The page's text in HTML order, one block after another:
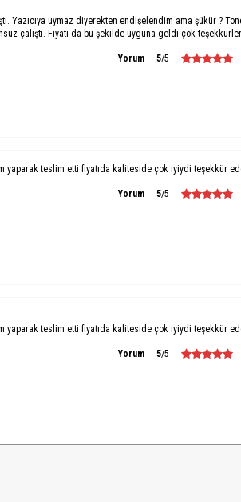
Yazıcıya uymaz diyerekten endişelendim ama şükür ?
çalıştı. Fiyatı da bu şekilde uyguna geldi çok teşekkürler
Yorum 5/5
teslim etti fiyatıda kaliteside çok iyiydi teşekkür
Yorum 5/5
teslim etti fiyatıda kaliteside çok iyiydi teşekkür
Yorum 5/5